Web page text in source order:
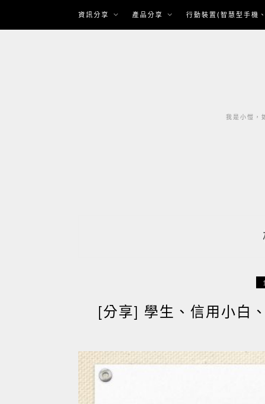
content
資訊分享 產品分享 行動裝置(智慧型手機
我是小愷，
[分享] 學生、信用小白